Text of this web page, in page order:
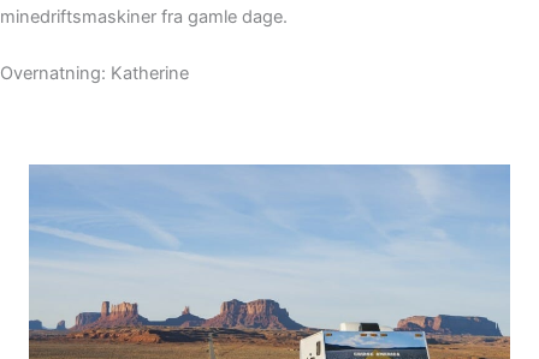
minedriftsmaskiner fra gamle dage.
Overnatning: Katherine